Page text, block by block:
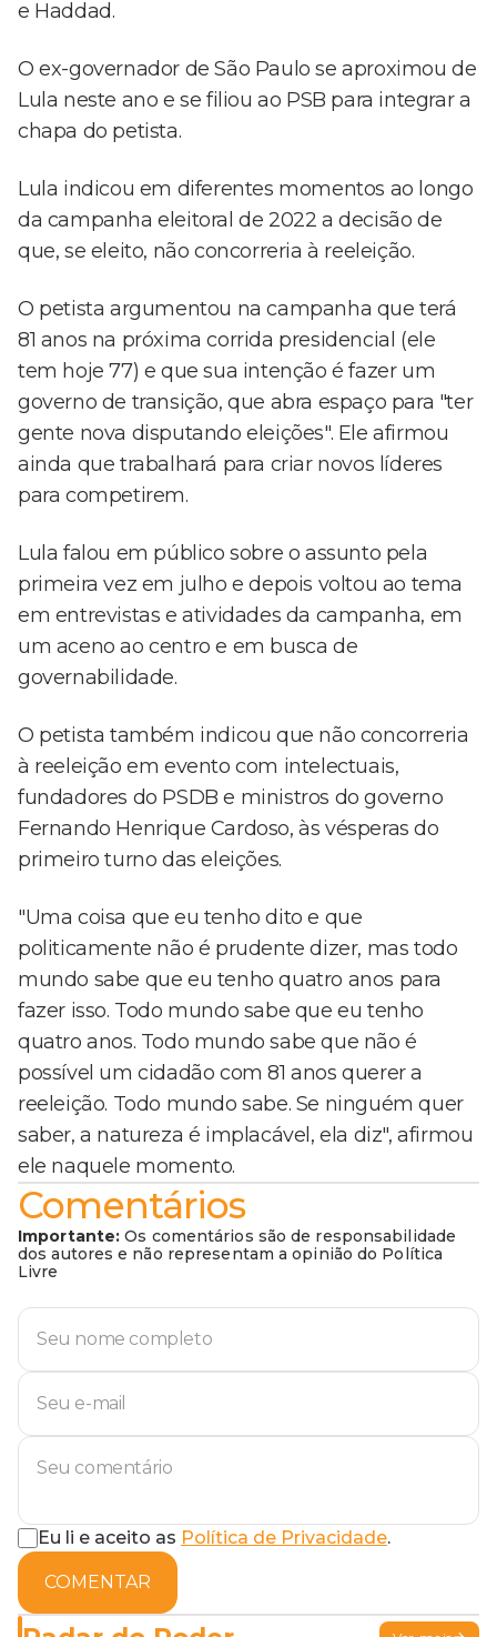
e Haddad.
O ex-governador de São Paulo se aproximou de
Lula neste ano e se filiou ao PSB para integrar a
chapa do petista.
Lula indicou em diferentes momentos ao longo
da campanha eleitoral de 2022 a decisão de
que, se eleito, não concorreria à reeleição.
O petista argumentou na campanha que terá
81 anos na próxima corrida presidencial (ele
tem hoje 77) e que sua intenção é fazer um
governo de transição, que abra espaço para "ter
gente nova disputando eleições". Ele afirmou
ainda que trabalhará para criar novos líderes
para competirem.
Lula falou em público sobre o assunto pela
primeira vez em julho e depois voltou ao tema
em entrevistas e atividades da campanha, em
um aceno ao centro e em busca de
governabilidade.
O petista também indicou que não concorreria
à reeleição em evento com intelectuais,
fundadores do PSDB e ministros do governo
Fernando Henrique Cardoso, às vésperas do
primeiro turno das eleições.
"Uma coisa que eu tenho dito e que
politicamente não é prudente dizer, mas todo
mundo sabe que eu tenho quatro anos para
fazer isso. Todo mundo sabe que eu tenho
quatro anos. Todo mundo sabe que não é
possível um cidadão com 81 anos querer a
reeleição. Todo mundo sabe. Se ninguém quer
saber, a natureza é implacável, ela diz", afirmou
ele naquele momento.
Comentários
Importante: Os comentários são de responsabilidade
dos autores e não representam a opinião do Política
Livre
Eu li e aceito as Política de Privacidade.
COMENTAR